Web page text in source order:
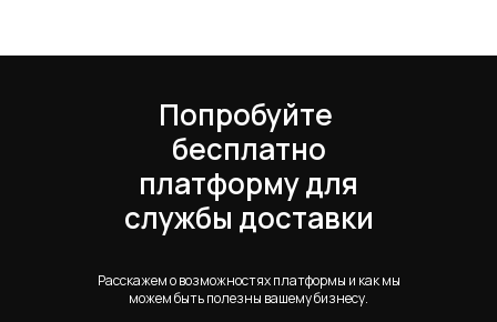
Попробуйте
бесплатно
платформу для
службы доставки
Расскажем о возможностях платформы и как мы
можем быть полезны вашему бизнесу.